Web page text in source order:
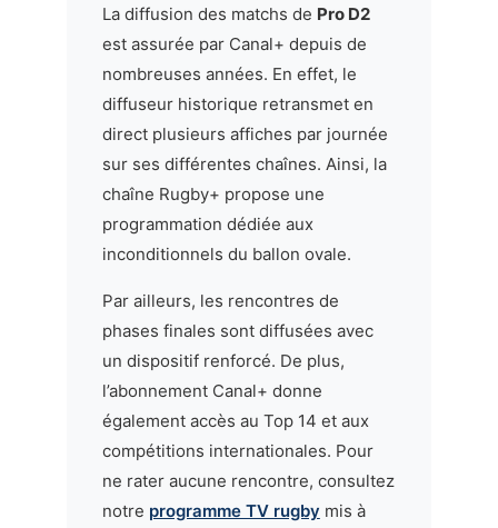
La diffusion des matchs de Pro D2
est assurée par Canal+ depuis de
nombreuses années. En effet, le
diffuseur historique retransmet en
direct plusieurs affiches par journée
sur ses différentes chaînes. Ainsi, la
chaîne Rugby+ propose une
programmation dédiée aux
inconditionnels du ballon ovale.
Par ailleurs, les rencontres de
phases finales sont diffusées avec
un dispositif renforcé. De plus,
l’abonnement Canal+ donne
également accès au Top 14 et aux
compétitions internationales. Pour
ne rater aucune rencontre, consultez
notre programme TV rugby mis à